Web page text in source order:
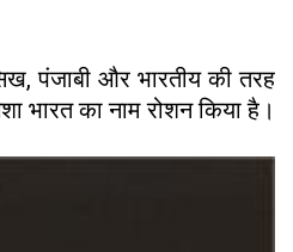
पंजाबी और भारतीय की तरह
भारत का नाम रोशन किया है।